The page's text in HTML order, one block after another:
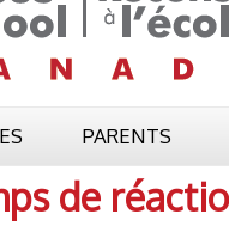
PARENTS
de